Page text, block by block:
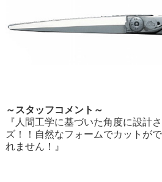
～スタッフコメント～
『人間工学に基づいた角度に設計
ズ！！自然なフォームでカットが
れません！』